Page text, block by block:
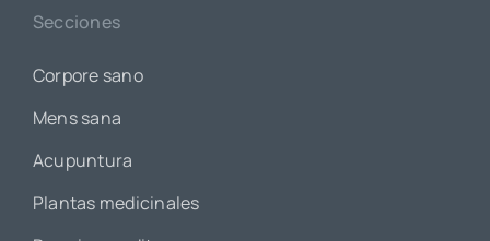
Secciones
Corpore sano
Mens sana
Acupuntura
Plantas medicinales